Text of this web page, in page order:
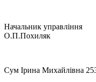
Начальник
О.П.Похиляк
Сум Ірина Михайлівна